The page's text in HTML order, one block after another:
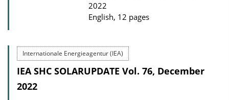
2022
English, 12 pages
Internationale Energieagentur (IEA)
IEA SHC SOLARUPDATE Vol. 76, December
2022